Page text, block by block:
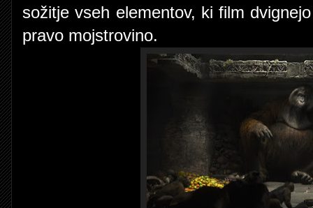
sožitje vseh elementov, ki film
pravo mojstrovino.